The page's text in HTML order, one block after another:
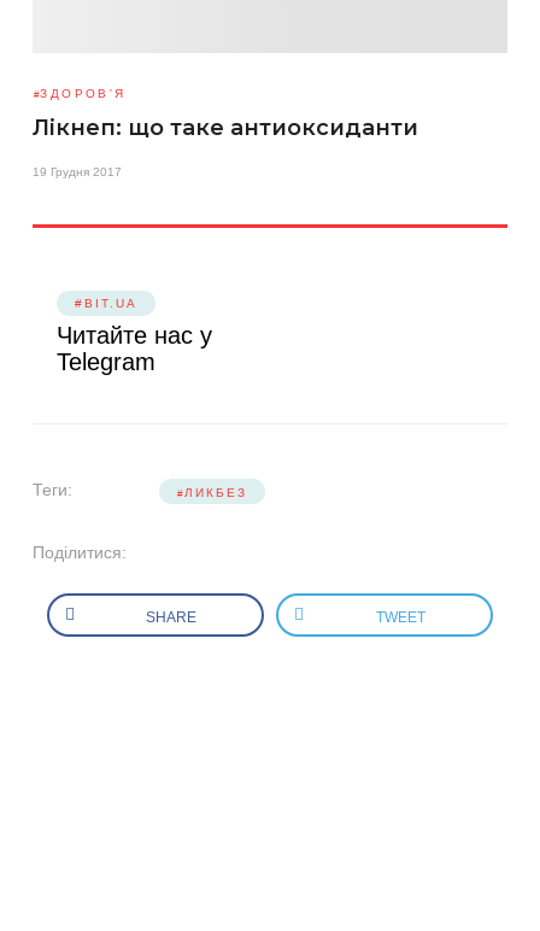
ЗДОРОВ'Я
Лікнеп: що таке антиоксиданти
19 Грудня 2017
#BIT.UA
Читайте нас у
Telegram
Теги: ЛИКБЕЗ
Поділитися:
SHARE TWEET